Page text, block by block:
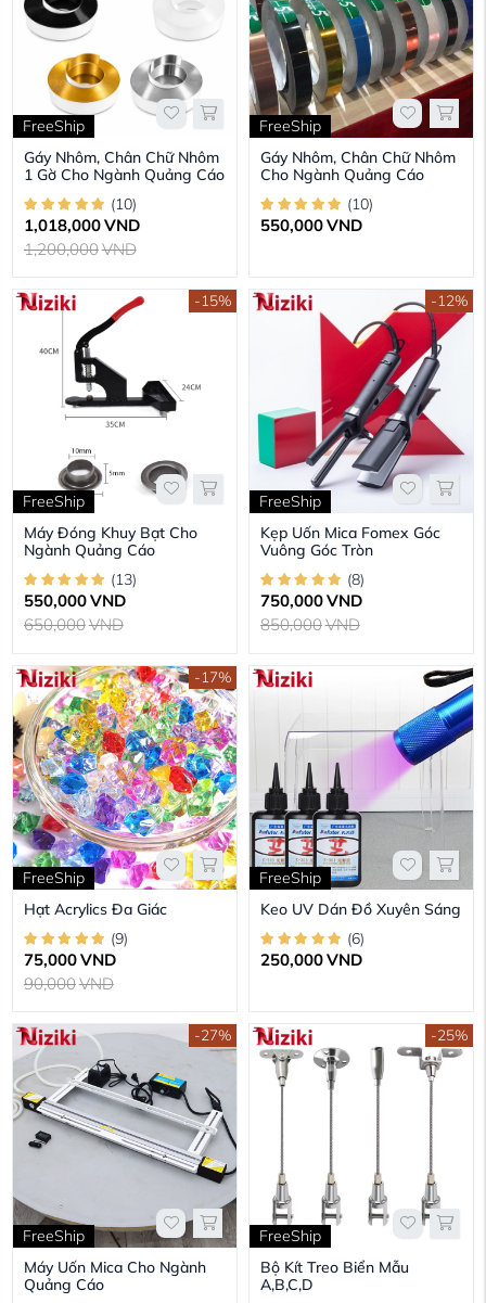
FreeShip
Gáy Nhôm, Chân Chữ Nhôm
1 Gờ Cho Ngành Quảng Cáo
(10)
1,018,000VND
1,200,000VND
FreeShip
Gáy Nhôm, Chân Chữ Nhôm
Cho Ngành Quảng Cáo
(10)
550,000VND
-15%
FreeShip
Máy Đóng Khuy Bạt Cho
Ngành Quảng Cáo
(13)
550,000VND
650,000VND
-12%
FreeShip
Kẹp Uốn Mica Fomex Góc
Vuông Góc Tròn
(8)
750,000VND
850,000VND
-17%
FreeShip
Hạt Acrylics Đa Giác
(9)
75,000VND
90,000VND
FreeShip
Keo UV Dán Đồ Xuyên Sáng
(6)
250,000VND
-27%
FreeShip
Máy Uốn Mica Cho Ngành
Quảng Cáo
-25%
FreeShip
Bộ Kít Treo Biển Mẫu
A,B,C,D